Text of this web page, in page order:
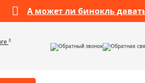
А может ли бинокль
8
Обратный звонок Обратная